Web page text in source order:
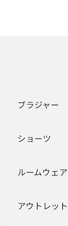
ブラジャー
ショーツ
ルームウェア
アウトレット